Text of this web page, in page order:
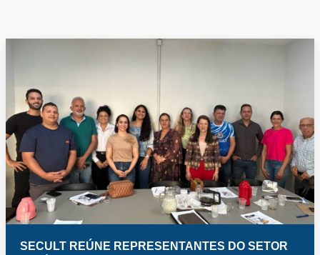
SECULT REÚNE REPRESENTANTES DO SETOR